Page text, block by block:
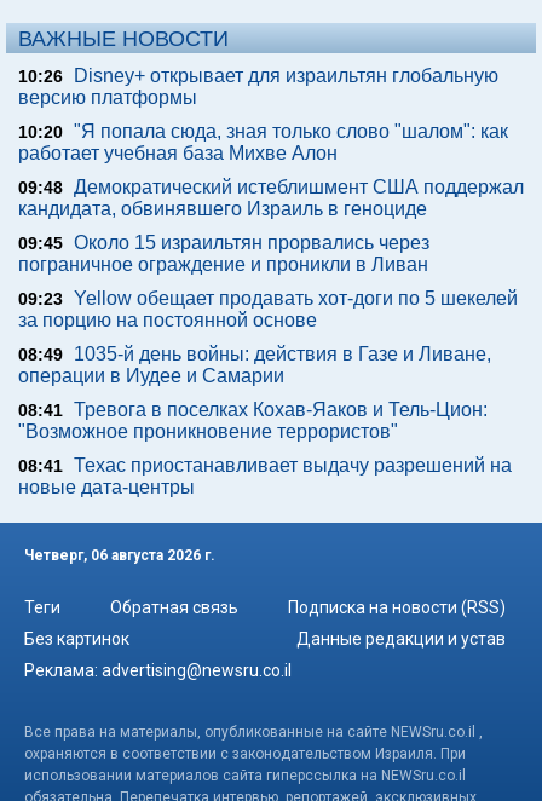
ВАЖНЫЕ НОВОСТИ
10:26
Disney+ открывает для израильтян глобальную
версию платформы
10:20 "Я попала сюда, зная только слово "шалом": как
работает учебная база Михве Алон
09:48 Демократический истеблишмент США поддержал
кандидата, обвинявшего Израиль в геноциде
09:45 Около 15 израильтян прорвались через
пограничное ограждение и проникли в Ливан
09:23 Yellow обещает продавать хот-доги по 5 шекелей
за порцию на постоянной основе
08:49
1035-й день войны: действия в Газе и Ливане,
операции в Иудее и Самарии
08:41 Тревога в поселках Кохав-Яаков и Тель-Цион:
"Возможное проникновение террористов"
08:41 Техас приостанавливает выдачу разрешений на
новые дата-центры
Четверг, 06 августа 2026 г.
Теги Обратная связь
Подписка на новости (RSS)
Без картинок
Данные редакции и устав
Реклама: advertising@newsru.co.il
Все права на материалы, опубликованные на сайте NEWSru.co.il ,
охраняются в соответствии с законодательством Израиля. При
использовании материалов сайта гиперссылка на NEWSru.co.il
обязательна. Перепечатка интервью, репортажей, эксклюзивных